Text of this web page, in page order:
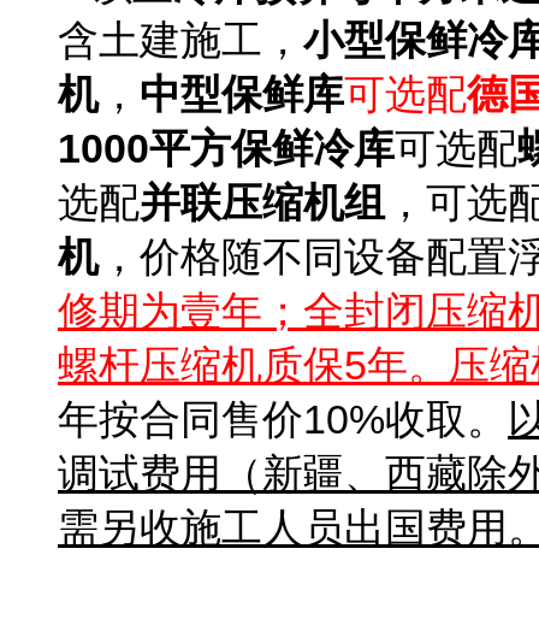
含土建施工，小型保鲜冷
机， 中型保鲜库可选配德
1000平方保鲜冷库可选配
选配并联压缩机组 ，可选
机，价格随不同设备配置
修期为壹年；全封闭压缩
螺杆压缩机质保5年。压
年按合同售价10%收取。
调试费用（新疆、西藏除
需另收施工人员出国费用